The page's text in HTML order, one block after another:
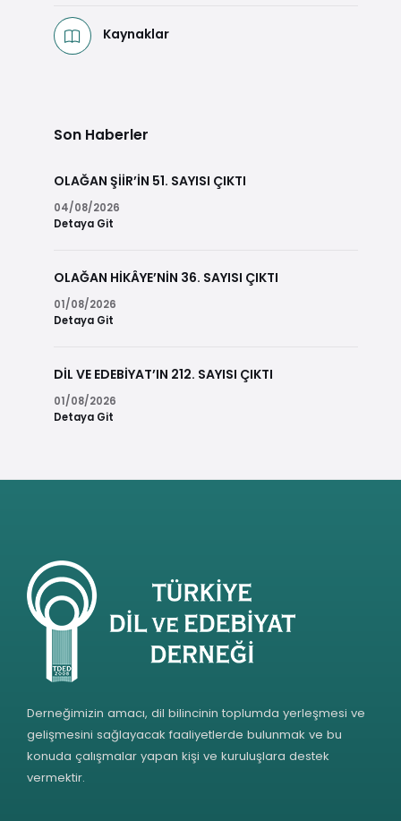
Kaynaklar
Son Haberler
OLAĞAN ŞİİR’İN 51. SAYISI ÇIKTI
04/08/2026
Detaya Git
OLAĞAN HİKÂYE’NİN 36. SAYISI ÇIKTI
01/08/2026
Detaya Git
DİL VE EDEBİYAT’IN 212. SAYISI ÇIKTI
01/08/2026
Detaya Git
Derneğimizin amacı, dil bilincinin toplumda yerleşmesi ve
gelişmesini sağlayacak faaliyetlerde bulunmak ve bu
konuda çalışmalar yapan kişi ve kuruluşlara destek
vermektir.